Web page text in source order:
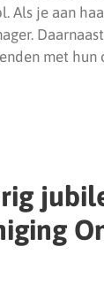
Als je aan
met hun